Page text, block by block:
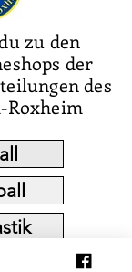
zu den
der
des
Roxheim